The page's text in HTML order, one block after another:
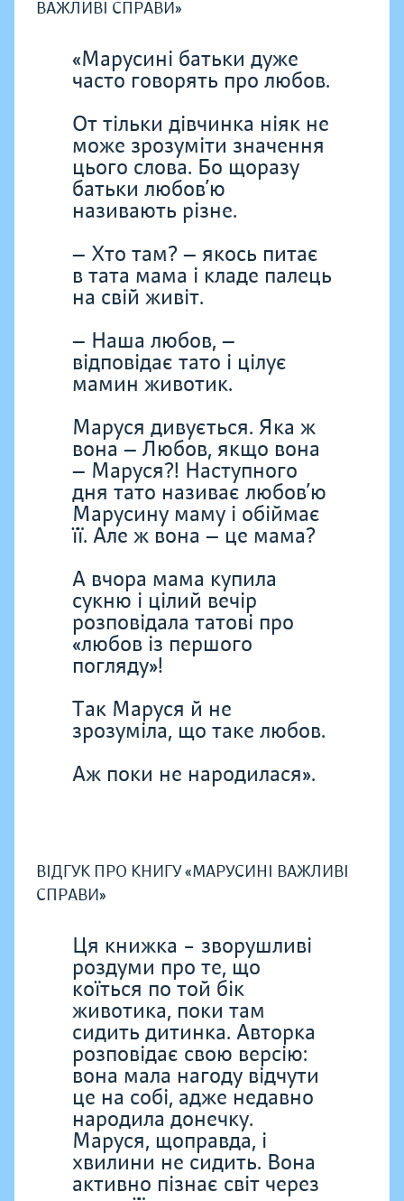
ВАЖЛИВІ СПРАВИ»
«Марусині батьки дуже
часто говорять про любов.
От тільки дівчинка ніяк не
може зрозуміти значення
цього слова. Бо щоразу
батьки любов’ю
називають різне.
— Хто там? — якось питає
в тата мама і кладе палець
на свій живіт.
— Наша любов, —
відповідає тато і цілує
мамин животик.
Маруся дивується. Яка ж
вона — Любов, якщо вона
— Маруся?! Наступного
дня тато називає любов’ю
Марусину маму і обіймає
її. Але ж вона — це мама?
А вчора мама купила
сукню і цілий вечір
розповідала татові про
«любов із першого
погляду»!
Так Маруся й не
зрозуміла, що таке любов.
Аж поки не народилася».
ВІДГУК ПРО КНИГУ «МАРУСИНІ ВАЖЛИВІ
СПРАВИ»
Ця книжка – зворушливі
роздуми про те, що
коїться по той бік
животика, поки там
сидить дитинка. Авторка
розповідає свою версію:
вона мала нагоду відчути
це на собі, адже недавно
народила донечку.
Маруся, щоправда, і
хвилини не сидить. Вона
активно пізнає світ через